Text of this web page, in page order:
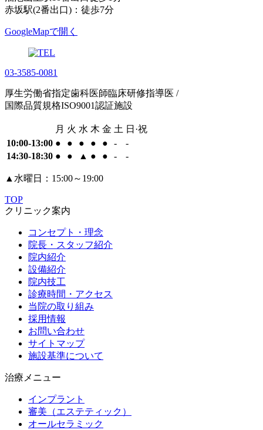
赤坂駅(2番出口)：徒歩7分
GoogleMapで開く
03-3585-0081
厚生労働省指定歯科医師臨床研修指導医 /
国際品質規格ISO9001認証施設
月 火 水 木 金 土 日·祝
10:00-13:00 ● ● ● ● ● -
-
14:30-18:30 ● ● ▲ ● ● - -
▲ 水曜日：15:00～19:00
TOP
クリニック案内
コンセプト・理念
院長・スタッフ紹介
院内紹介
設備紹介
院内技工
診療時間・アクセス
当院の取り組み
採用情報
お問い合わせ
サイトマップ
施設基準について
治療メニュー
インプラント
審美（エステティック）
オールセラミック